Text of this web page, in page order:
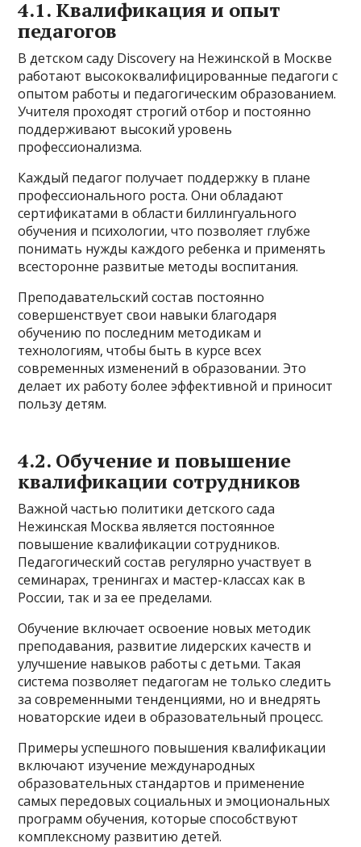
4.1. Квалификация и опыт
педагогов
В детском саду Discovery на Нежинской в Москве
работают высококвалифицированные педагоги с
опытом работы и педагогическим образованием.
Учителя проходят строгий отбор и постоянно
поддерживают высокий уровень
профессионализма.
Каждый педагог получает поддержку в плане
профессионального роста. Они обладают
сертификатами в области биллингуального
обучения и психологии, что позволяет глубже
понимать нужды каждого ребенка и применять
всесторонне развитые методы воспитания.
Преподавательский состав постоянно
совершенствует свои навыки благодаря
обучению по последним методикам и
технологиям, чтобы быть в курсе всех
современных изменений в образовании. Это
делает их работу более эффективной и приносит
пользу детям.
4.2. Обучение и повышение
квалификации сотрудников
Важной частью политики детского сада
Нежинская Москва является постоянное
повышение квалификации сотрудников.
Педагогический состав регулярно участвует в
семинарах, тренингах и мастер-классах как в
России, так и за ее пределами.
Обучение включает освоение новых методик
преподавания, развитие лидерских качеств и
улучшение навыков работы с детьми. Такая
система позволяет педагогам не только следить
за современными тенденциями, но и внедрять
новаторские идеи в образовательный процесс.
Примеры успешного повышения квалификации
включают изучение международных
образовательных стандартов и применение
самых передовых социальных и эмоциональных
программ обучения, которые способствуют
комплексному развитию детей.